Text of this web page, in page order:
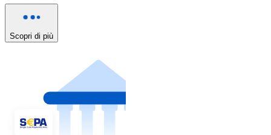
Scopri di più